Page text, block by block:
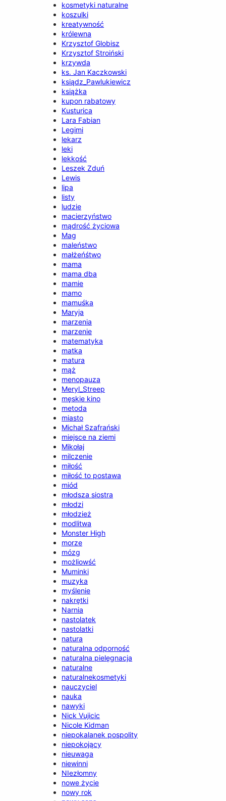
kosmetyki naturalne
koszulki
kreatywność
królewna
Krzysztof Globisz
Krzysztof Stroiński
krzywda
ks. Jan Kaczkowski
ksiądz_Pawlukiewicz
książka
kupon rabatowy
Kusturica
Lara Fabian
Legimi
lekarz
leki
lekkość
Leszek Zduń
Lewis
lipa
listy
ludzie
macierzyństwo
mądrość życiowa
Mag
maleństwo
małżeńśtwo
mama
mama dba
mamie
mamo
mamuśka
Maryja
marzenia
marzenie
matematyka
matka
matura
mąż
menopauza
Meryl_Streep
męskie kino
metoda
miasto
Michał Szafrański
miejsce na ziemi
Mikołaj
milczenie
miłość
miłość to postawa
miód
młodsza siostra
młodzi
młodzież
modlitwa
Monster High
morze
mózg
możliowść
Muminki
muzyka
myślenie
nakrętki
Narnia
nastolatek
nastolatki
natura
naturalna odporność
naturalna pielęgnacja
naturalne
naturalnekosmetyki
nauczyciel
nauka
nawyki
Nick Vujicic
Nicole Kidman
niepokalanek pospolity
niepokojący
nieuwaga
niewinni
NIezłomny
nowe życie
nowy rok